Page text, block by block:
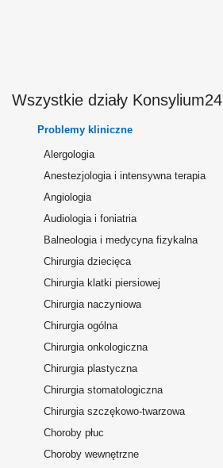
Wszystkie działy Konsylium24
Problemy kliniczne
Alergologia
Anestezjologia i intensywna terapia
Angiologia
Audiologia i foniatria
Balneologia i medycyna fizykalna
Chirurgia dziecięca
Chirurgia klatki piersiowej
Chirurgia naczyniowa
Chirurgia ogólna
Chirurgia onkologiczna
Chirurgia plastyczna
Chirurgia stomatologiczna
Chirurgia szczękowo-twarzowa
Choroby płuc
Choroby wewnętrzne